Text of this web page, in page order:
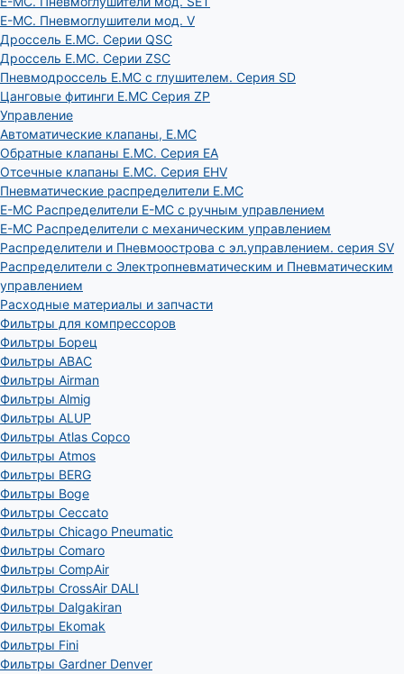
E-MC. Пневмоглушители мод. V
Дроссель E.MC. Серии QSC
Дроссель E.MC. Серии ZSC
Пневмодроссель E.MC с глушителем. Серия SD
Цанговые фитинги E.MC Серия ZP
Управление
Автоматические клапаны, Е.МС
Обратные клапаны E.MC. Серия EA
Отсечные клапаны E.MC. Серия EHV
Пневматические распределители E.MC
E-MC Распределители E-MC с ручным управлением
E-MC Распределители с механическим управлением
Распределители и Пневмоострова с эл.управлением. серия SV
Распределители с Электропневматическим и Пневматическим
управлением
Расходные материалы и запчасти
Фильтры для компрессоров
Фильтры Борец
Фильтры ABAC
Фильтры Airman
Фильтры Almig
Фильтры ALUP
Фильтры Atlas Copco
Фильтры Atmos
Фильтры BERG
Фильтры Boge
Фильтры Ceccato
Фильтры Chicago Pneumatic
Фильтры Comaro
Фильтры CompAir
Фильтры CrossAir DALI
Фильтры Dalgakiran
Фильтры Ekomak
Фильтры Fini
Фильтры Gardner Denver